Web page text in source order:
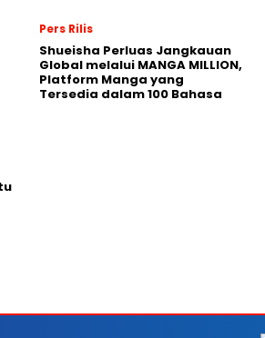
Pers Rilis
Shueisha Perluas Jangkauan
Global melalui MANGA MILLION,
Platform Manga yang
Tersedia dalam 100 Bahasa